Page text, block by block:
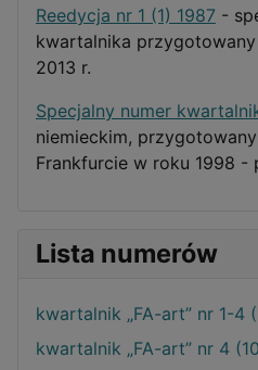
Reedycja nr 1 (1) 1987 -
kwartalnika
2013 r.
Specjalny numer
niemieckim,
Frankfurcie w roku 1998 -
Lista numerów
kwartalnik „FA-art” nr 1-4
kwartalnik „FA-art” nr 4